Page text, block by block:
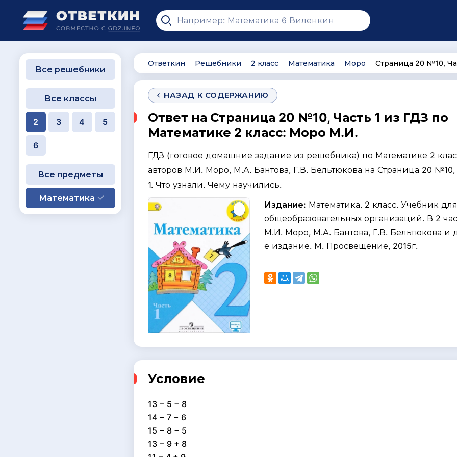
Ответкин ∙ Решебники ∙ 2 класс ∙ Математика ∙ Моро ∙ Страница 20 №10,
НАЗАД К СОДЕРЖАНИЮ
Ответ на Страница 20 №10, Часть 1 из ГДЗ по
Математике 2 класс: Моро М.И.
ГДЗ (готовое домашние задание из решебника) по Математике 2
авторов М.И. Моро, М.А. Бантова, Г.В. Бельтюкова на Страница 20 №10,
1. Что узнали. Чему научились.
Издание: Математика. 2 класс. Учебник для
общеобразовательных организаций. В 2
М.И. Моро, М.А. Бантова, Г.В. Бельтюкова и
е издание. М. Просвещение, 2015г.
Условие
13 − 5 − 8
14 − 7 − 6
15 − 8 − 5
13 − 9 + 8
Все решебники
Все классы
2 3 4 5
6
Все предметы
Математика